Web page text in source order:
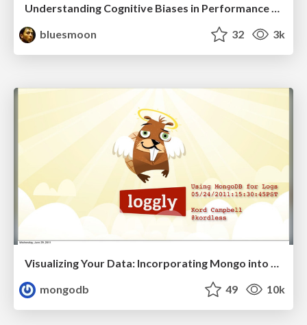
Understanding Cognitive Biases in Performance Measurement
bluesmoon
32 3k
Visualizing Your Data: Incorporating Mongo into Loggly Infrastructure
mongodb
49 10k